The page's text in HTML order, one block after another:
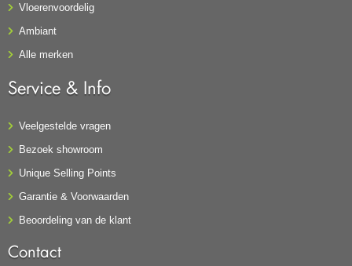
Vloerenvoordelig
Ambiant
Alle merken
Service & Info
Veelgestelde vragen
Bezoek showroom
Unique Selling Points
Garantie & Voorwaarden
Beoordeling van de klant
Contact